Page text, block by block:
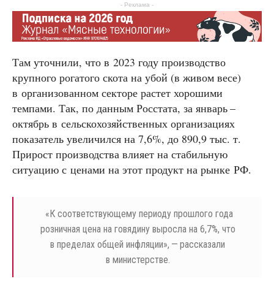
- Реклама -
Там уточнили, что в 2023 году производство
крупного рогатого скота на убой (в живом весе)
в организованном секторе растет хорошими
темпами. Так, по данным Росстата, за январь –
октябрь в сельскохозяйственных организациях
показатель увеличился на 7,6%, до 890,9 тыс. т.
Прирост производства влияет на стабильную
ситуацию с ценами на этот продукт на рынке РФ.
«К соответствующему периоду прошлого года
розничная цена на говядину выросла на 6,7%, что
в пределах общей инфляции», — рассказали
в министерстве.